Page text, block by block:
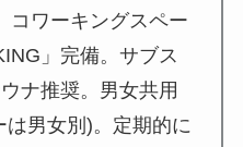
コワーキングスペー
」完備。サブス
ナ推奨。男女共用
男女別)。定期的に